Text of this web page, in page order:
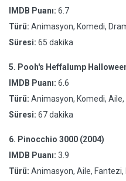
IMDB Puanı: 6.7
Türü: Animasyon, Komedi,
Süresi: 65 dakika
5. Pooh's Heffalump
IMDB Puanı: 6.6
Türü: Animasyon, Komedi, Aile,
Süresi: 67 dakika
6. Pinocchio 3000 (2004)
IMDB Puanı: 3.9
Türü: Animasyon, Aile, Fantezi,